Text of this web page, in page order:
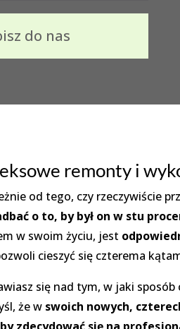
do nas
remonty i
od tego, czy rzeczywiście
o to, by był on w stu
w swoim życiu, jest
cieszyć się czterema
się nad tym, w jaki
że w swoich nowych,